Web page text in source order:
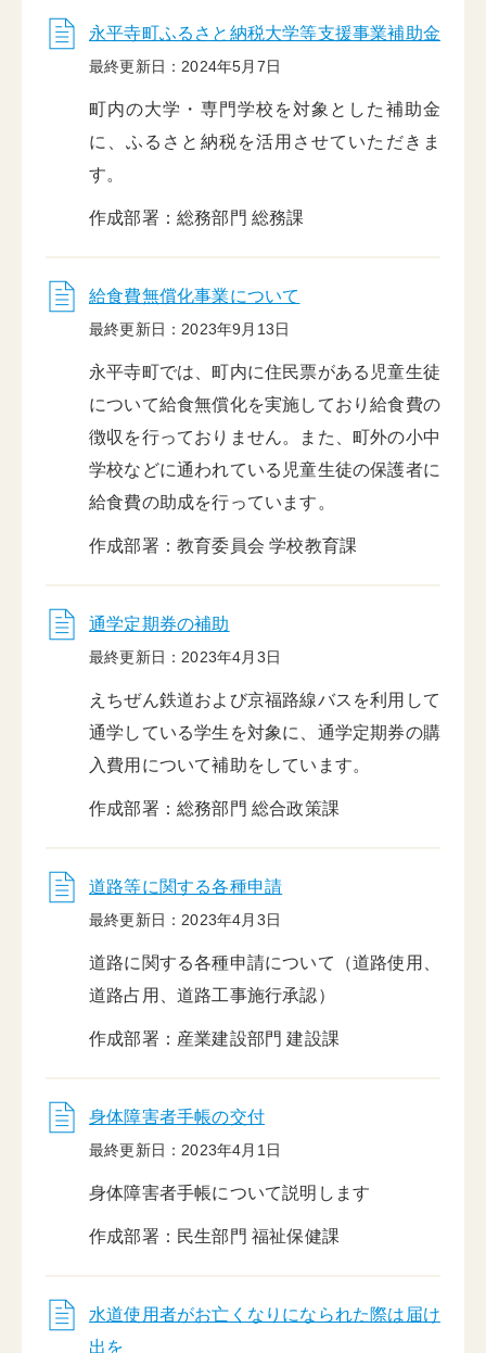
永平寺町ふるさと納税大学等支援事業補助金
最終更新日：2024年5月7日
町内の大学・専門学校を対象とした補助金
に、ふるさと納税を活用させていただきま
す。
作成部署：総務部門 総務課
給食費無償化事業について
最終更新日：2023年9月13日
永平寺町では、町内に住民票がある児童生徒
について給食無償化を実施しており給食費の
徴収を行っておりません。また、町外の小中
学校などに通われている児童生徒の保護者に
給食費の助成を行っています。
作成部署：教育委員会 学校教育課
通学定期券の補助
最終更新日：2023年4月3日
えちぜん鉄道および京福路線バスを利用して
通学している学生を対象に、通学定期券の購
入費用について補助をしています。
作成部署：総務部門 総合政策課
道路等に関する各種申請
最終更新日：2023年4月3日
道路に関する各種申請について（道路使用、
道路占用、道路工事施行承認）
作成部署：産業建設部門 建設課
身体障害者手帳の交付
最終更新日：2023年4月1日
身体障害者手帳について説明します
作成部署：民生部門 福祉保健課
水道使用者がお亡くなりになられた際は届け
出を